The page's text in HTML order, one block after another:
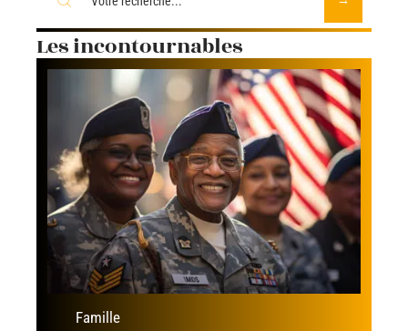
Les incontournables
Famille